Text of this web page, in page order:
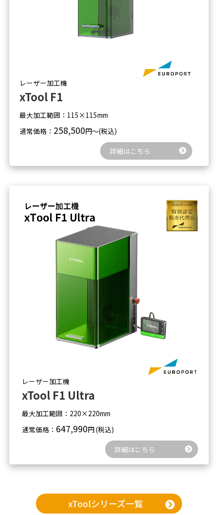
レーザー加工機
xTool F1
最大加工範囲：115×115mm
通常価格： 258,500円～(税込)
詳細はこちら
レーザー加工機
xTool F1 Ultra
最大加工範囲：220×220mm
通常価格： 647,990円 (税込)
詳細はこちら
xToolシリーズ一覧